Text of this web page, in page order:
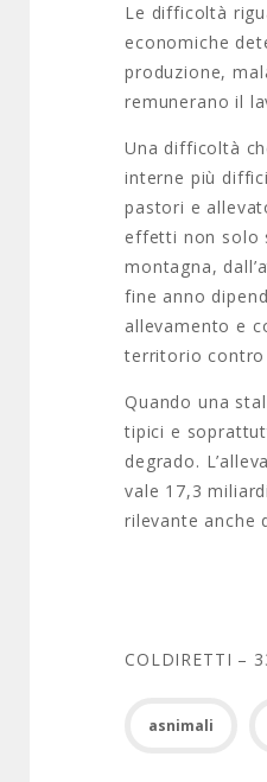
Le difficoltà
economiche
produzione,
remunerano il
Una difficoltà
interne più
pastori e
effetti non solo
montagna,
fine anno
allevamento e
territorio contro
Quando una
tipici e
degrado.
vale 17,3
rilevante anche
COLDIRETTI –
asnimali